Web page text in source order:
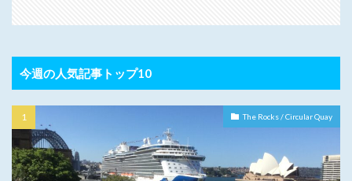
今週の人気記事トップ10
The Rocks / Circular Quay